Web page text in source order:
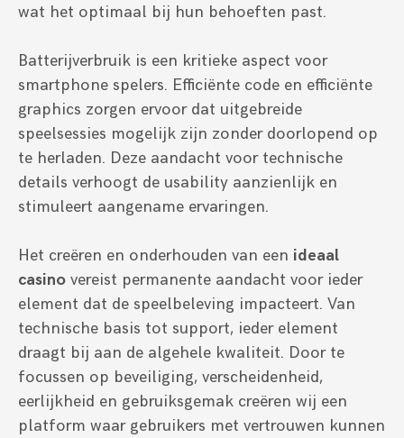
wat het optimaal bij hun behoeften past.
Batterijverbruik is een kritieke aspect voor
smartphone spelers. Efficiënte code en efficiënte
graphics zorgen ervoor dat uitgebreide
speelsessies mogelijk zijn zonder doorlopend op
te herladen. Deze aandacht voor technische
details verhoogt de usability aanzienlijk en
stimuleert aangename ervaringen.
Het creëren en onderhouden van een ideaal
casino vereist permanente aandacht voor ieder
element dat de speelbeleving impacteert. Van
technische basis tot support, ieder element
draagt bij aan de algehele kwaliteit. Door te
focussen op beveiliging, verscheidenheid,
eerlijkheid en gebruiksgemak creëren wij een
platform waar gebruikers met vertrouwen kunnen